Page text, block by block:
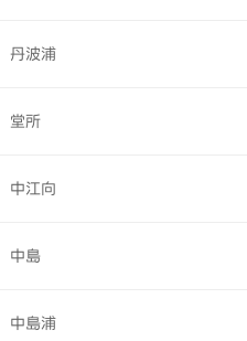
丹波浦
堂所
中江向
中島
中島浦